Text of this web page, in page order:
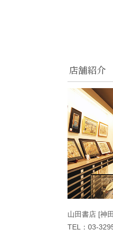
店舗紹介
山田書店 [神
TEL：03-